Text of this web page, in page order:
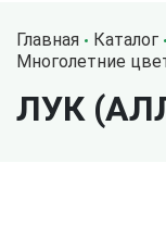
Главная
Каталог
Многолетние
ЛУК